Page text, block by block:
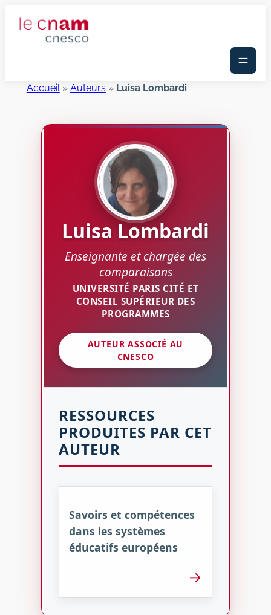
Accueil» Auteurs» Luisa Lombardi
Luisa Lombardi
Enseignante et chargée des
comparaisons
UNIVERSITÉ PARIS CITÉ ET
CONSEIL SUPÉRIEUR DES
PROGRAMMES
AUTEUR ASSOCIÉ AU
CNESCO
RESSOURCES
PRODUITES PAR CET
AUTEUR
Savoirs et compétences
dans les systèmes
éducatifs européens
→